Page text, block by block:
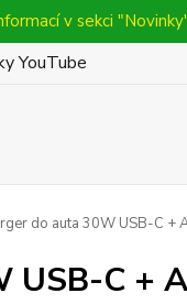
v sekci
YouTube
do auta 30W USB-C +
USB-C + A